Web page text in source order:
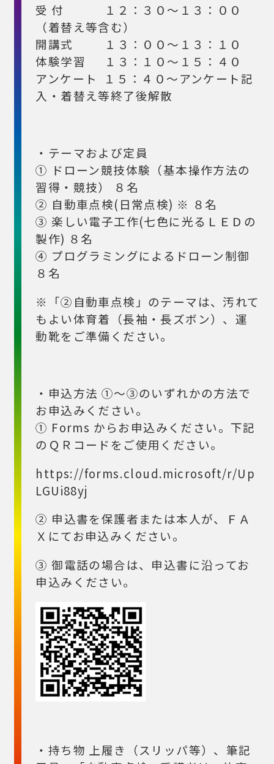
受 付 １２：３０～１３：００
（着替え等含む）
開講式 １３：００～１３：１０
体験学習 １３：１０～１５：４０
アンケート １５：４０～アンケート記
入・着替え等終了後解散
・テーマおよび定員
① ドローン競技体験（基本操作方法の
習得・競技） ８名
② 自動車点検(日常点検) ※ ８名
③ 楽しい電子工作(七色に光るＬＥＤの
製作) ８名
④ プログラミングによるドローン制御
８名
※「②自動車点検」のテーマは、汚れて
もよい体育着（長袖・長ズボン）、運
動靴をご準備ください。
・申込方法 ①～③のいずれかの方法で
お申込みください。
① Forms からお申込みください。下記
のＱＲコードをご使用ください。
https://forms.cloud.microsoft/r/Up
LGUi88yj
② 申込書を保護者または本人が、ＦＡ
Ｘにてお申込みください。
③ 御電話の場合は、申込書に沿ってお
申込みください。
・持ち物 上履き（スリッパ等）、筆記